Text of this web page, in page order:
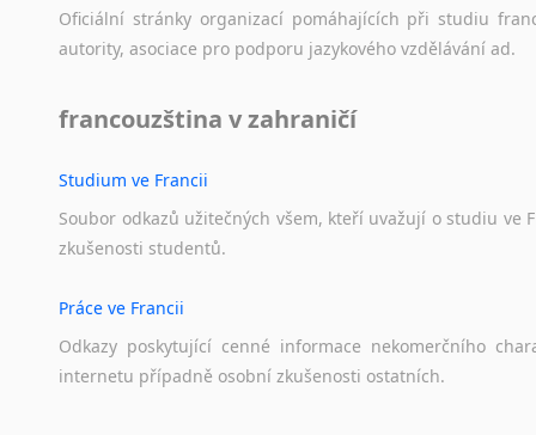
Novořečtina
Oromština
Pandžábština
Perština
Portugalština
Retorománština
Rumunština
Sanskrt
Sinhalština
Oficiální stránky organizací pomáhajících při studiu
autority, asociace pro podporu jazykového vzdělávání ad.
francouzština v zahraničí
Studium ve Francii
Soubor odkazů užitečných všem, kteří uvažují o studiu ve
zkušenosti studentů.
Práce ve Francii
Odkazy poskytující cenné informace nekomerčního
internetu případně osobní zkušenosti ostatních.